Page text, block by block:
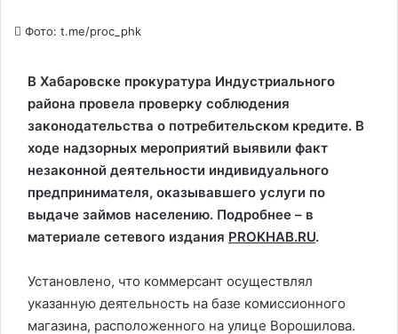
Фото: t.me/proc_phk
В Хабаровске прокуратура Индустриального
района провела проверку соблюдения
законодательства о потребительском кредите. В
ходе надзорных мероприятий выявили факт
незаконной деятельности индивидуального
предпринимателя, оказывавшего услуги по
выдаче займов населению. Подробнее – в
материале сетевого издания PROKHAB.RU.
Установлено, что коммерсант осуществлял
указанную деятельность на базе комиссионного
магазина, расположенного на улице Ворошилова.